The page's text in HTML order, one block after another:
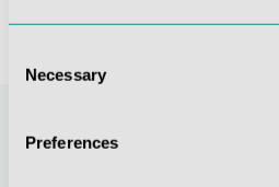
Selection
Necessary
Preferences